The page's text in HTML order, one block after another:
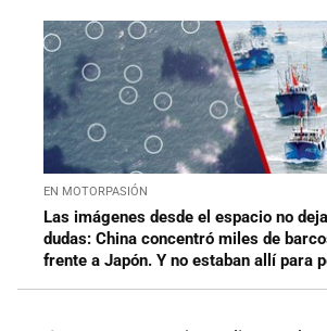
EN MOTORPASIÓN
Las imágenes desde el espacio no
dudas: China concentró miles de
frente a Japón. Y no estaban allí para